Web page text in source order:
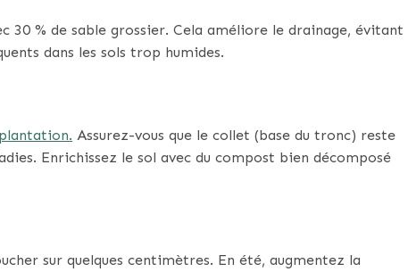
30 % de sable grossier. Cela améliore le drainage, évitant
dans les sols trop humides.
Assurez-vous que le collet (base du tronc) reste
Enrichissez le sol avec du compost bien décomposé
sur quelques centimètres. En été, augmentez la